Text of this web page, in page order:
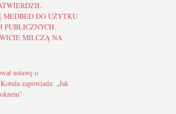
MEDBED DO UŻYTKU
PUBLICZNYCH.
MILCZĄ NA
ustawę o
zapowiada: „Jak